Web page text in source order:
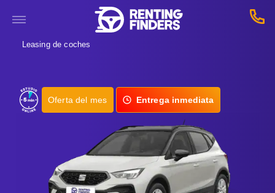
Leasing de coches
Oferta del mes Entrega inmediata